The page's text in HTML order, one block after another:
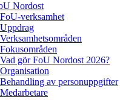
Nordost
FoU-verksamhet
Uppdrag
Verksamhetsområden
Fokusområden
Vad gör FoU Nordost 2026?
Organisation
Behandling av personuppgifter
Medarbetare